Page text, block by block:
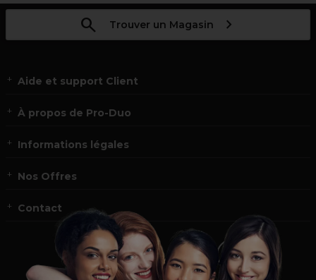
Trouver un Magasin
Aide et support Client
À propos de Pro-Duo
Informations légales
Nos Offres
Contact